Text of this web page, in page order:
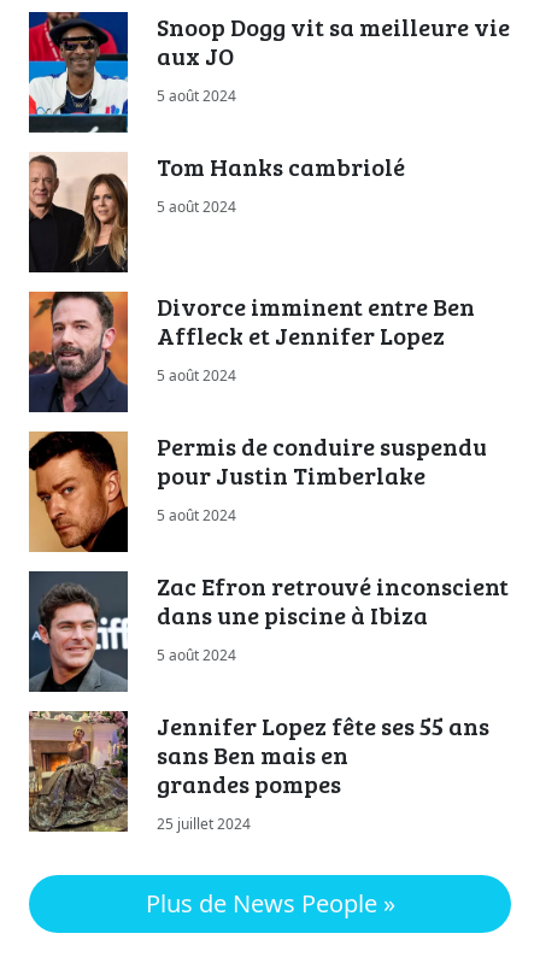
Snoop Dogg vit sa meilleure vie
aux JO
5 août 2024
Tom Hanks cambriolé
5 août 2024
Divorce imminent entre Ben
Affleck et Jennifer Lopez
5 août 2024
Permis de conduire suspendu
pour Justin Timberlake
5 août 2024
Zac Efron retrouvé inconscient
dans une piscine à Ibiza
5 août 2024
Jennifer Lopez fête ses 55 ans
sans Ben mais en
grandes pompes
25 juillet 2024
Plus de News People »